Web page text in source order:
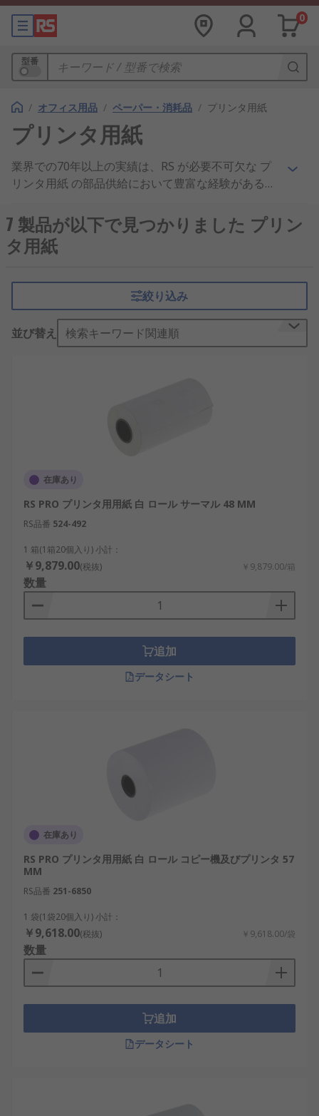
0
型番
/ オフィス用品 / ペーパー・消耗品 / プリンタ用紙
プリンタ用紙
業界での70年以上の実績は、RS が必要不可欠な プ
リンタ用紙 の部品供給において豊富な経験があるこ
るため、160以上の国のお客様に プリンタ用紙 およ
び プリンタ/印刷用品 製品を出荷、 オールインワン
プリンタ または トナー において、製品品質と優れ
ります。 IT、テスト、安全機器 のヨーロッパ随一
のディストリビュータとして、当社の プリンタ用紙
全製品は、業界でも評判のサプライヤより調達、あ
るいは当社のRSブランド品はRSにより直接製造され
の IT、テスト、安全機器 において、より幅広い選
択肢をご用意しています RS はB2B企業のための高
Rolls あるいは RS のどちらであっても、プリンタ用
7 製品が以下で見つかりました プリン
タ用紙
絞り込み
並び替え 検索キーワード関連順
在庫あり
RS PRO プリンタ用用紙 白 ロール サーマル 48 MM
RS品番 524-492
1 箱(1箱20個入り) 小計：
￥9,879.00(税抜) ￥9,879.00/箱
数量
追加
データシート
在庫あり
RS PRO プリンタ用用紙 白 ロール コピー機及びプリンタ 57
MM
RS品番 251-6850
1 袋(1袋20個入り) 小計：
￥9,618.00(税抜) ￥9,618.00/袋
数量
追加
データシート